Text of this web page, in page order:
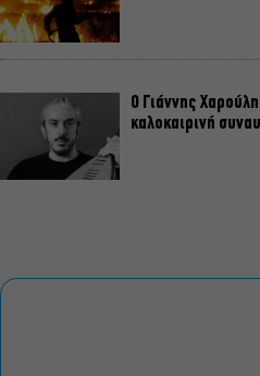
Ο Γιάννης
καλοκαιρινή